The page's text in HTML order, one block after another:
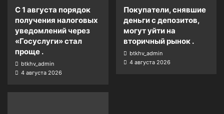
С 1 августа порядок
получения налоговых
уведомлений через
«Госуслуги» стал
проще .
btkhv_admin
4 августа 2026
Покупатели, снявшие
деньги с депозитов,
могут уйти на
вторичный рынок .
btkhv_admin
4 августа 2026